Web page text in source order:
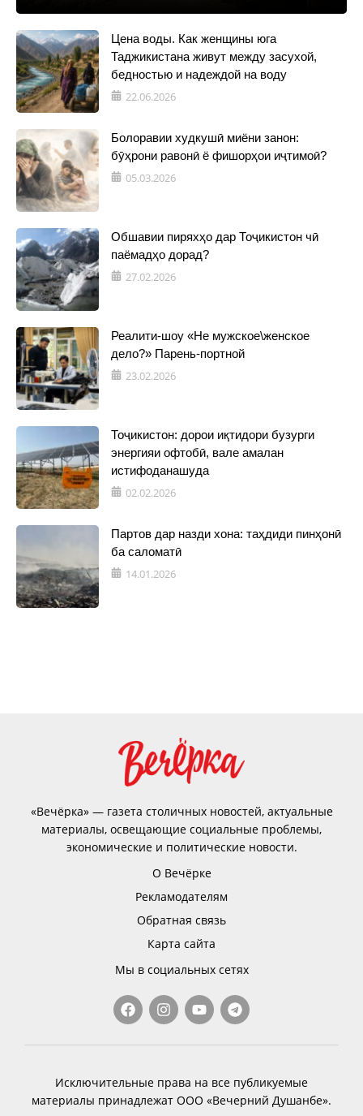
Цена воды. Как женщины юга
Таджикистана живут между засухой,
бедностью и надеждой на воду
22.06.2026
Болоравии худкушӣ миёни занон:
бӯҳрони равонӣ ё фишорҳои иҷтимоӣ?
05.03.2026
Обшавии пиряхҳо дар Тоҷикистон чӣ
паёмадҳо дорад?
27.02.2026
Реалити-шоу «Не мужское\женское
дело?» Парень-портной
23.02.2026
Тоҷикистон: дорои иқтидори бузурги
энергияи офтобӣ, вале амалан
истифоданашуда
02.02.2026
Партов дар назди хона: таҳдиди пинҳонӣ
ба саломатӣ
14.01.2026
«Вечёрка» — газета столичных новостей, актуальные
материалы, освещающие социальные проблемы,
экономические и политические новости.
О Вечёрке
Рекламодателям
Обратная связь
Карта сайта
Мы в социальных сетях
Исключительные права на все публикуемые
материалы принадлежат ООО «Вечерний Душанбе».